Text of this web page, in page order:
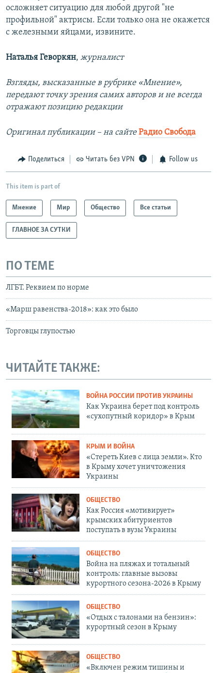
осложняет ситуацию для любой другой "не
профильной" актрисы. Если только она не окажется
с железными яйцами, извините.
Наталья Геворкян, журналист
Взгляды, высказанные в рубрике «Мнение»,
передают точку зрения самих авторов и не всегда
отражают позицию редакции
Оригинал публикации – на сайте Радио Свобода
Поделиться Читать без VPN Follow us
This item is part of
Мнение Мир Общество Все статьи
ГЛАВНОЕ ЗА СУТКИ
ПО ТЕМЕ
ЛГБТ. Реквием по норме
«Марш равенства-2018»: как это было
Торговцы глупостью
ЧИТАЙТЕ ТАКЖЕ:
ВОЙНА РОССИИ ПРОТИВ УКРАИНЫ
Как Украина берет под контроль
«сухопутный коридор» в Крым
КРЫМ И ВОЙНА
«Стереть Киев с лица земли». Кто
в Крыму хочет уничтожения
Украины
ОБЩЕСТВО
Как Россия «мотивирует»
крымских абитуриентов
поступать в вузы Украины
ОБЩЕСТВО
Война на пляжах и тотальный
контроль: главные вызовы
курортного сезона-2026 в Крыму
ОБЩЕСТВО
«Отдых с талонами на бензин»:
курортный сезон в Крыму
ОБЩЕСТВО
«Включен режим тишины и